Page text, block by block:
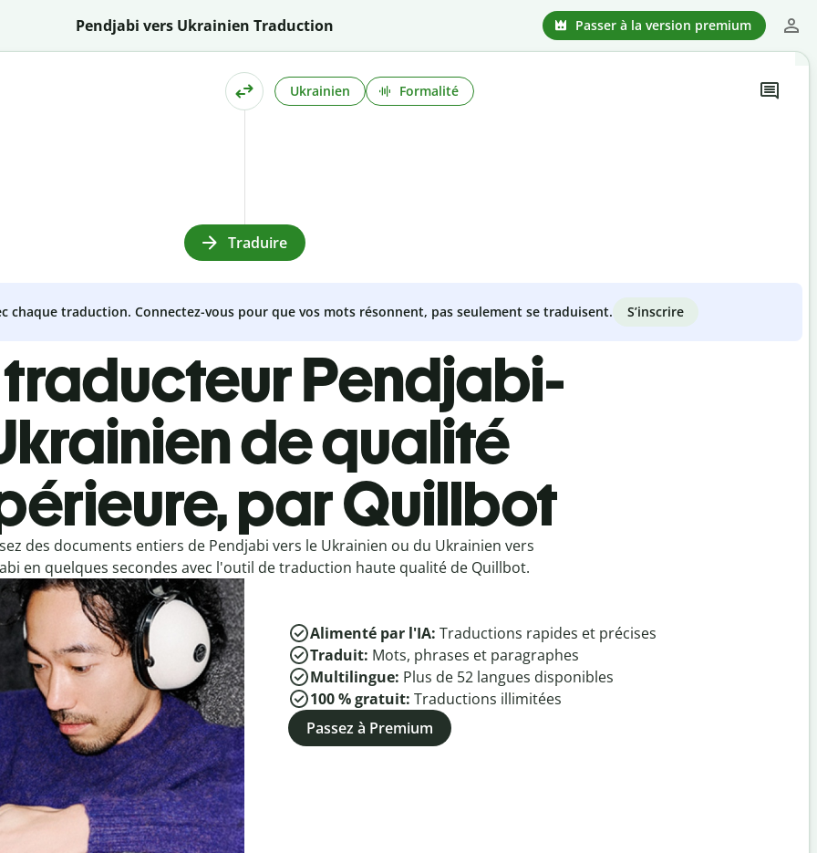
Pendjabi vers Ukrainien Traduction Passer à la version premium
Ukrainien Formalité
Traduire
chaque traduction. Connectez-vous pour que vos mots résonnent, pas seulement se traduisent. S’inscrire
traducteur Pendjabi-
de qualité
par Quillbot
des documents entiers de Pendjabi vers le Ukrainien ou du Ukrainien vers
en quelques secondes avec l'outil de traduction haute qualité de Quillbot.
Alimenté par l'IA: Traductions rapides et précises
Traduit: Mots, phrases et paragraphes
Multilingue: Plus de 52 langues disponibles
100 % gratuit: Traductions illimitées
Passez à Premium